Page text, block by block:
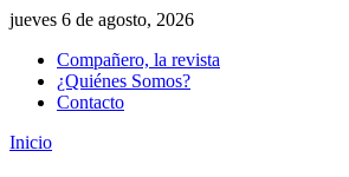
jueves 6 de agosto, 2026
Compañero, la revista
¿Quiénes Somos?
Contacto
Inicio